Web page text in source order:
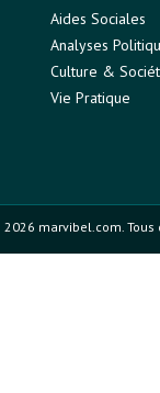
Aides Sociales
Analyses
Culture &
Vie Pratique
marvibel.com. Tous